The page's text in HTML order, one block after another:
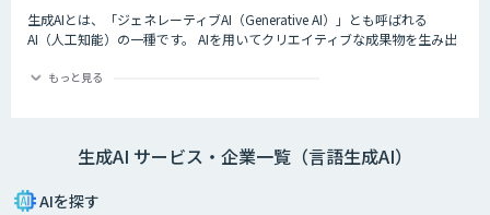
生成AIとは、「ジェネレーティブAI（Generative AI）」とも呼ばれる
AI（人工知能）の一種です。 AIを用いてクリエイティブな成果物を生み出
グラムのコード、文章など多岐にわたります。
もっと見る
生成AI サービス・企業一覧（言語生成AI）
AIを探す